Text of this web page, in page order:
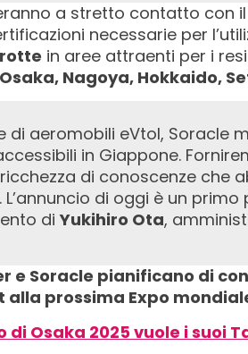
a stretto contatto con il
necessarie per
in aree attraenti per i
Nagoya, Hokkaido,
in Giappone.
di conoscenze che
di oggi è un
di Yukihiro Ota,
e Soracle pianificano di
prossima Expo
di Osaka 2025 vuole i suoi